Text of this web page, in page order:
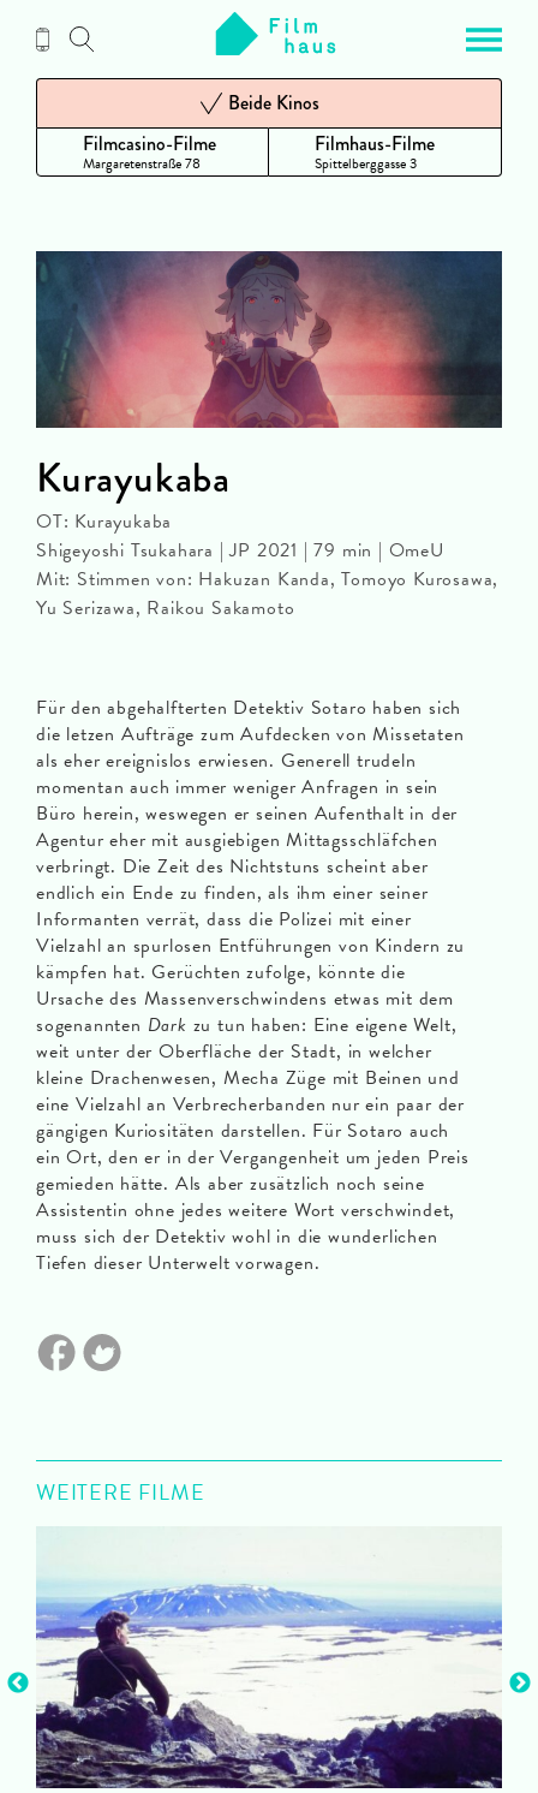
Inhalt
Filmcasino-Filme
Margaretenstraße 78
Beide Kinos
Filmhaus-Filme
Spittelberggasse 3
Für den abgehalfterten Detektiv Sotaro haben sich
die letzen Aufträge zum Aufdecken von Missetaten
als eher ereignislos erwiesen. Generell trudeln
momentan auch immer weniger Anfragen in sein
Büro herein, weswegen er seinen Aufenthalt in der
Agentur eher mit ausgiebigen Mittagsschläfchen
verbringt. Die Zeit des Nichtstuns scheint aber
endlich ein Ende zu finden, als ihm einer seiner
Informanten verrät, dass die Polizei mit einer
Vielzahl an spurlosen Entführungen von Kindern zu
kämpfen hat. Gerüchten zufolge, könnte die
Ursache des Massenverschwindens etwas mit dem
sogenannten Dark zu tun haben: Eine eigene Welt,
weit unter der Oberfläche der Stadt, in welcher
kleine Drachenwesen, Mecha Züge mit Beinen und
eine Vielzahl an Verbrecherbanden nur ein paar der
gängigen Kuriositäten darstellen. Für Sotaro auch
ein Ort, den er in der Vergangenheit um jeden Preis
gemieden hätte. Als aber zusätzlich noch seine
Assistentin ohne jedes weitere Wort verschwindet,
muss sich der Detektiv wohl in die wunderlichen
Tiefen dieser Unterwelt vorwagen.
Kurayukaba
OT: Kurayukaba
Shigeyoshi Tsukahara | JP 2021 | 79 min | OmeU
Mit: Stimmen von: Hakuzan Kanda, Tomoyo Kurosawa,
Yu Serizawa, Raikou Sakamoto
WEITERE FILME